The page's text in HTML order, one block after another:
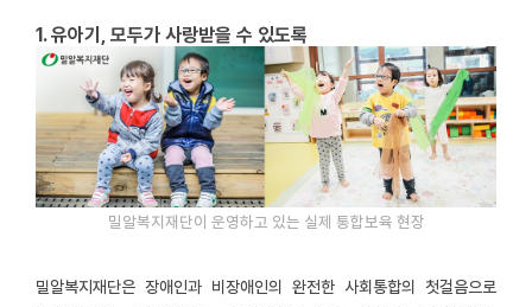
1. 유아기, 모두가 사랑받을 수 있도록
밀알복지재단이 운영하고 있는 실제 통합보육 현장
밀알복지재단은 장애인과 비장애인의 완전한 사회통합의 첫걸음으로